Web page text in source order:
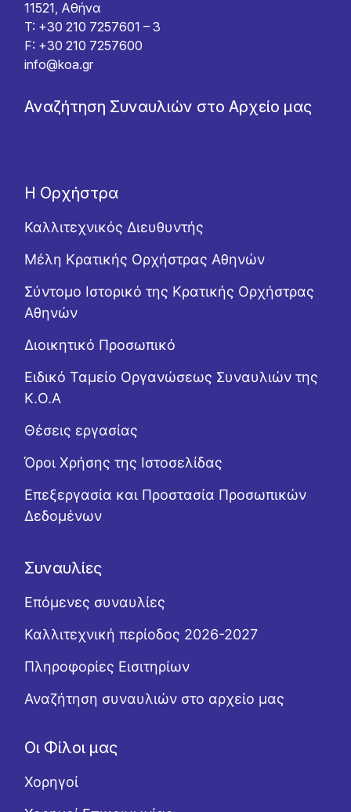
11521, Αθήνα
T: +30 210 7257601 – 3
F: +30 210 7257600
info@koa.gr
Αναζήτηση Συναυλιών στο Αρχείο μας
Η Ορχήστρα
Καλλιτεχνικός Διευθυντής
Μέλη Κρατικής Ορχήστρας Αθηνών
Σύντομο Ιστορικό της Κρατικής Ορχήστρας
Αθηνών
Διοικητικό Προσωπικό
Ειδικό Ταμείο Οργανώσεως Συναυλιών της
Κ.Ο.Α
Θέσεις εργασίας
Όροι Χρήσης της Ιστοσελίδας
Επεξεργασία και Προστασία Προσωπικών
Δεδομένων
Συναυλίες
Επόμενες συναυλίες
Καλλιτεχνική περίοδος 2026-2027
Πληροφορίες Εισιτηρίων
Αναζήτηση συναυλιών στο αρχείο μας
Οι Φίλοι μας
Χορηγοί